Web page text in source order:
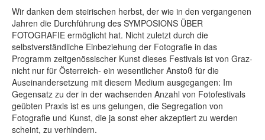
Wir danken dem steirischen herbst, der wie in den vergangenen
Jahren die Durchführung des SYMPOSIONS ÜBER
FOTOGRAFIE ermöglicht hat. Nicht zuletzt durch die
selbstverständliche Einbeziehung der Fotografie in das
Programm zeitgenössischer Kunst dieses Festivals ist von Graz-
nicht nur für Österreich- ein wesentlicher Anstoß für die
Auseinandersetzung mit diesem Medium ausgegangen: Im
Gegensatz zu der in der wachsenden Anzahl von Fotofestivals
geübten Praxis ist es uns gelungen, die Segregation von
Fotografie und Kunst, die ja sonst eher akzeptiert zu werden
scheint, zu verhindern.